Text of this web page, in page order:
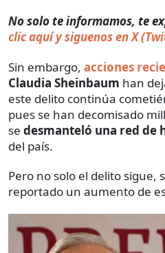
No solo te informamos, te
clic aquí y siguenos en X
Sin embargo, acciones
Claudia Sheinbaum han
este delito continúa
pues se han decomisado
se desmanteló una red de
del país.
Pero no solo el delito sigue,
reportado un aumento de